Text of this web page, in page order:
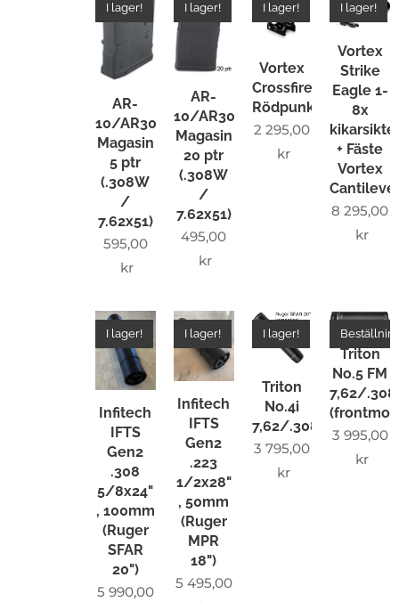
AR-
10/AR308
Magasin
5 ptr
(.308W
/
7.62x51)
I lager!
595,00
kr
AR-
10/AR308
Magasin
20 ptr
(.308W
/
7.62x51)
I lager!
495,00
kr
Vortex
Crossfire
Rödpunktsikte
I lager!
2 295,00
kr
Vortex
Strike
Eagle 1-
8x
kikarsikte
+ Fäste
Vortex
I lager!
8 295,00
kr
Infitech
IFTS
Gen2
.308
5/8x24"
, 100mm
(Ruger
SFAR
20")
I lager!
5 990,00
Infitech
IFTS
Gen2
.223
1/2x28"
, 50mm
(Ruger
MPR
18")
I lager!
5 495,00
Triton
No.4i
7,62/.308
I lager!
3 795,00
kr
Triton
No.5 FM
7,62/.308
3 995,00
kr